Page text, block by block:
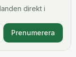
direkt i
Prenumerera